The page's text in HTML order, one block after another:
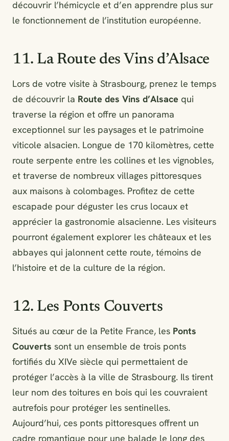
découvrir l’hémicycle et d’en apprendre plus sur
le fonctionnement de l’institution européenne.
11. La Route des Vins d’Alsace
Lors de votre visite à Strasbourg, prenez le temps
de découvrir la Route des Vins d’Alsace qui
traverse la région et offre un panorama
exceptionnel sur les paysages et le patrimoine
viticole alsacien. Longue de 170 kilomètres, cette
route serpente entre les collines et les vignobles,
et traverse de nombreux villages pittoresques
aux maisons à colombages. Profitez de cette
escapade pour déguster les crus locaux et
apprécier la gastronomie alsacienne. Les visiteurs
pourront également explorer les châteaux et les
abbayes qui jalonnent cette route, témoins de
l’histoire et de la culture de la région.
12. Les Ponts Couverts
Situés au cœur de la Petite France, les Ponts
Couverts sont un ensemble de trois ponts
fortifiés du XIVe siècle qui permettaient de
protéger l’accès à la ville de Strasbourg. Ils tirent
leur nom des toitures en bois qui les couvraient
autrefois pour protéger les sentinelles.
Aujourd’hui, ces ponts pittoresques offrent un
cadre romantique pour une balade le long des